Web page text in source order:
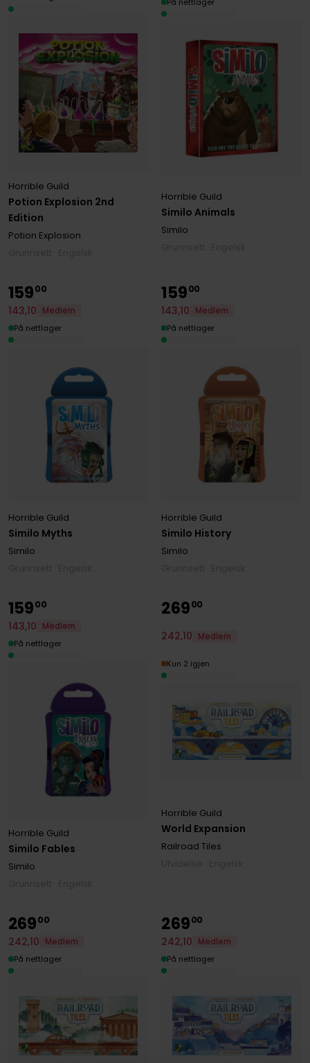
Potion Explosion 2nd
Edition
Horrible Guild
Potion Explosion
Similo Animals
Horrible Guild
Similo
Similo Myths
Horrible Guild
Similo
15900
143,10
Medlem
På nettlager
Similo History
Horrible Guild
Similo
15900
143,10
Medlem
På nettlager
Similo Fables
Horrible Guild
Similo
15900
143,10
Medlem
På nettlager
World Expansion
Horrible Guild
Railroad Tiles
26900
242,10 Medlem
Kun 2 igjen
26900
242,10
Medlem
På nettlager
26900
242,10
Medlem
På nettlager